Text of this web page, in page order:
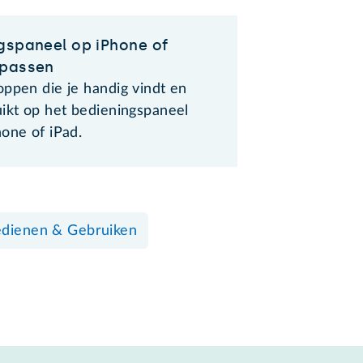
op iPhone of
die je handig vindt en
op het bedieningspaneel
of iPad.
& Gebruiken